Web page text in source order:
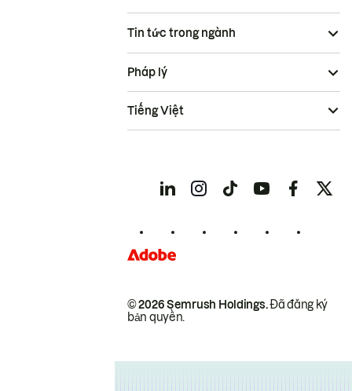
Tin tức trong ngành
© 2026 Semrush Holdings.Đã đăng ký
bản quyền.
Pháp lý
Tiếng Việt